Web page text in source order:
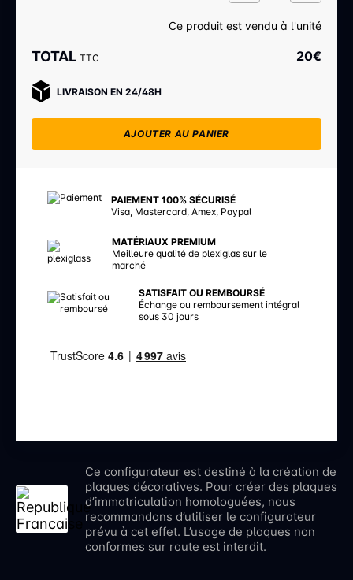
Ce produit est vendu à l'unité
TOTAL TTC 20€
LIVRAISON EN 24/48H
AJOUTER AU PANIER
PAIEMENT 100% SÉCURISÉ
Visa, Mastercard, Amex, Paypal
MATÉRIAUX PREMIUM
Meilleure qualité de plexiglas sur le
marché
SATISFAIT OU REMBOURSÉ
Échange ou remboursement intégral
sous 30 jours
Ce configurateur est destiné à la création de
plaques décoratives. Pour créer des plaques
d’immatriculation homologuées, nous
recommandons d’utiliser le configurateur
prévu à cet effet. L’usage de plaques non
conformes sur route est interdit.